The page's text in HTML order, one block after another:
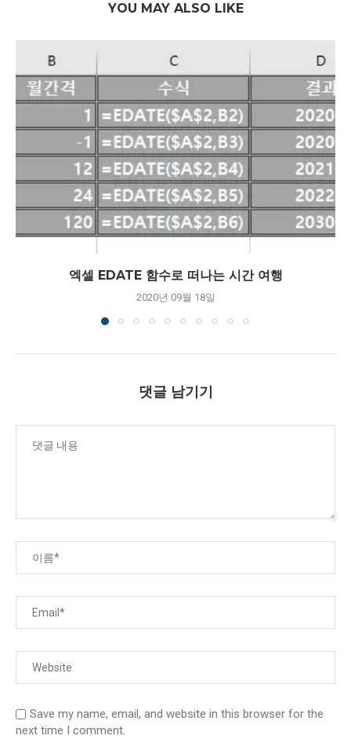
YOU MAY ALSO LIKE
엑셀 EDATE 함수로 떠나는 시간 여행
2020년 09월 18일
댓글 남기기
Save my name, email, and website in this browser for the
next time I comment.